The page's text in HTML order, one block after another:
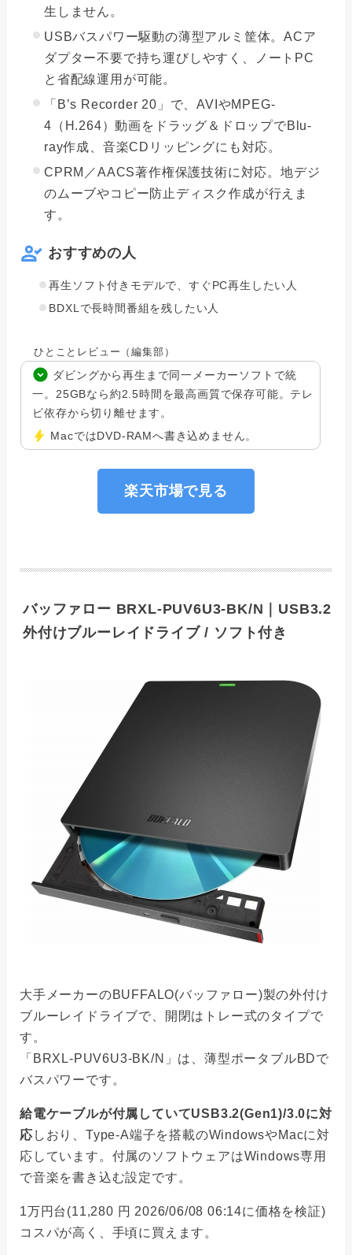
生しません。
USBバスパワー駆動の薄型アルミ筐体。ACア
ダプター不要で持ち運びしやすく、ノートPC
と省配線運用が可能。
「B’s Recorder 20」で、AVIやMPEG-
4（H.264）動画をドラッグ＆ドロップでBlu-
ray作成、音楽CDリッピングにも対応。
CPRM／AACS著作権保護技術に対応。地デジ
のムーブやコピー防止ディスク作成が行えま
す。
おすすめの人
再生ソフト付きモデルで、すぐPC再生したい人
BDXLで長時間番組を残したい人
ひとことレビュー（編集部）
ダビングから再生まで同一メーカーソフトで統
一。25GBなら約2.5時間を最高画質で保存可能。テレ
ビ依存から切り離せます。
MacではDVD-RAMへ書き込めません。
楽天市場で見る
バッファロー BRXL-PUV6U3-BK/N｜USB3.2
外付けブルーレイドライブ / ソフト付き
大手メーカーのBUFFALO(バッファロー)製の外付け
ブルーレイドライブで、開閉はトレー式のタイプで
す。
「BRXL-PUV6U3-BK/N」は、薄型ポータブルBDで
バスパワーです。
給電ケーブルが付属していてUSB3.2(Gen1)/3.0に対
応 しおり、Type-A端子を搭載のWindowsやMacに対
応しています。付属のソフトウェアはWindows専用
で音楽を書き込む設定です。
1万円台(11,280 円 2026/06/08 06:14に価格を検証)
コスパが高く、手頃に買えます。